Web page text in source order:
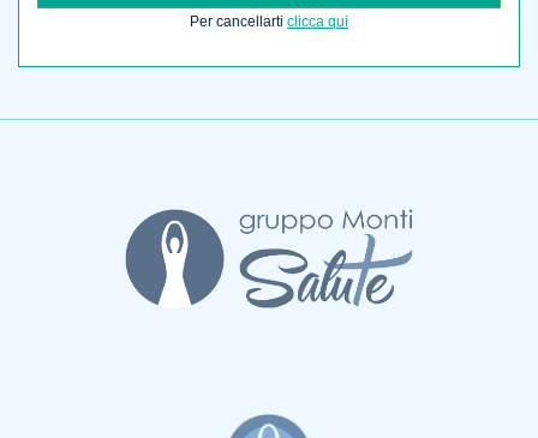
Per cancellarti clicca qui